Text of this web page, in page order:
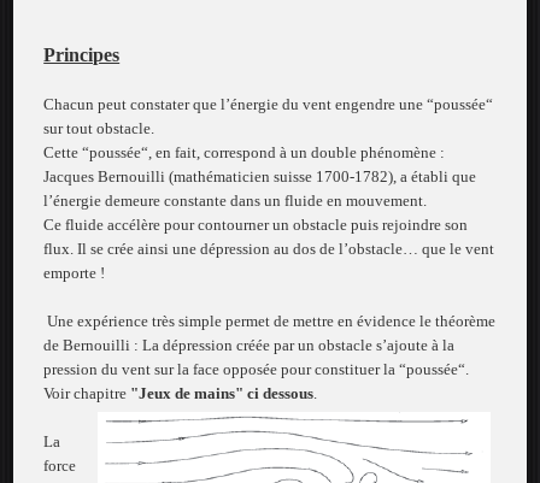
Principes
Chacun peut constater que l’énergie du vent engendre une “poussée“
sur tout obstacle.
Cette “poussée“, en fait, correspond à un double phénomène :
Jacques Bernouilli (mathématicien suisse 1700-1782), a établi que
l’énergie demeure constante dans un fluide en mouvement.
Ce fluide accélère pour contourner un obstacle puis rejoindre son
flux.Il se crée ainsi une dépression au dos de l’obstacle… que le vent
emporte !
Une expérience très simple permet de mettre en évidence le théorème
de Bernouilli :La dépression créée par un obstacle s’ajoute à la
pression du vent sur la face opposée pour constituer la “poussée“.
Voir chapitre "Jeux de mains" ci dessous.
La
force